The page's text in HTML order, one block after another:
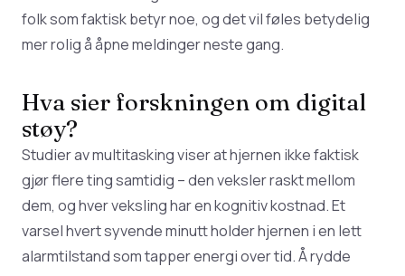
folk som faktisk betyr noe, og det vil føles betydelig
mer rolig å åpne meldinger neste gang.
Hva sier forskningen om digital
støy?
Studier avmultitaskingviser at hjernen ikke faktisk
gjør flere ting samtidig – den veksler raskt mellom
dem, og hver veksling har en kognitiv kostnad. Et
varsel hvert syvende minutt holder hjernen i en lett
alarmtilstand som tapper energi over tid. Å rydde